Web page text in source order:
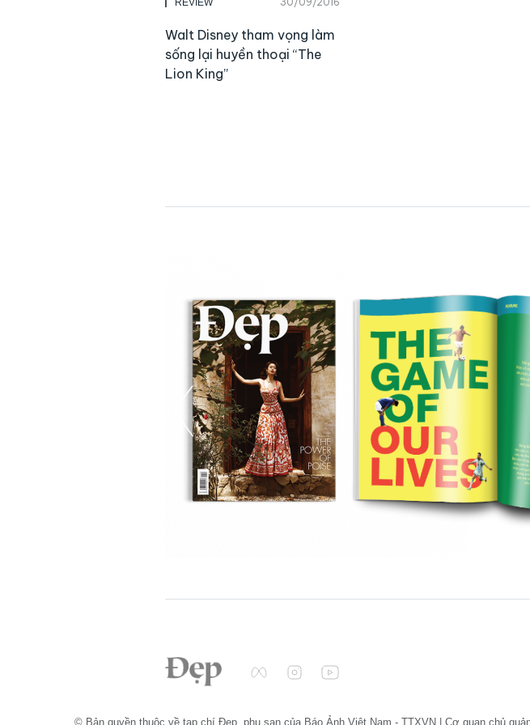
Walt Disney tham vọng làm
sống lại huyền thoại “The
Lion King”
© Bản quyền thuộc về tạp chí Đẹp, phụ san của Báo Ảnh Việt Nam - TTXVN | Cơ quan chủ